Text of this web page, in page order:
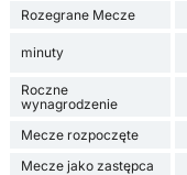
Rozegrane Mecze
minuty
Roczne
wynagrodzenie
Mecze rozpoczęte
Mecze jako zastępca